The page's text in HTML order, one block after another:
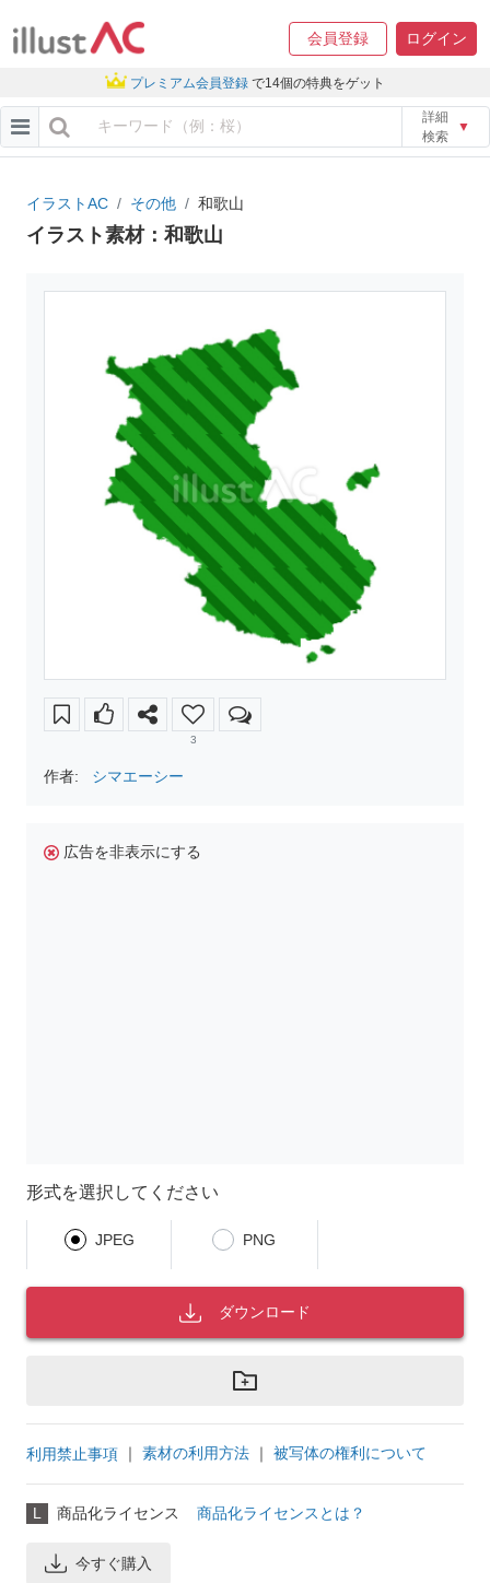
会員登録 ログイン
プレミアム会員登録 で14個の特典をゲット
詳細
検索
▼
イラストAC その他 和歌山
イラスト素材：和歌山
3
作者: シマエーシー
広告を非表示にする
形式を選択してください
JPEG PNG
ダウンロード
利用禁止事項 ｜ 素材の利用方法 ｜ 被写体の権利について
L 商品化ライセンス 商品化ライセンスとは？
今すぐ購入